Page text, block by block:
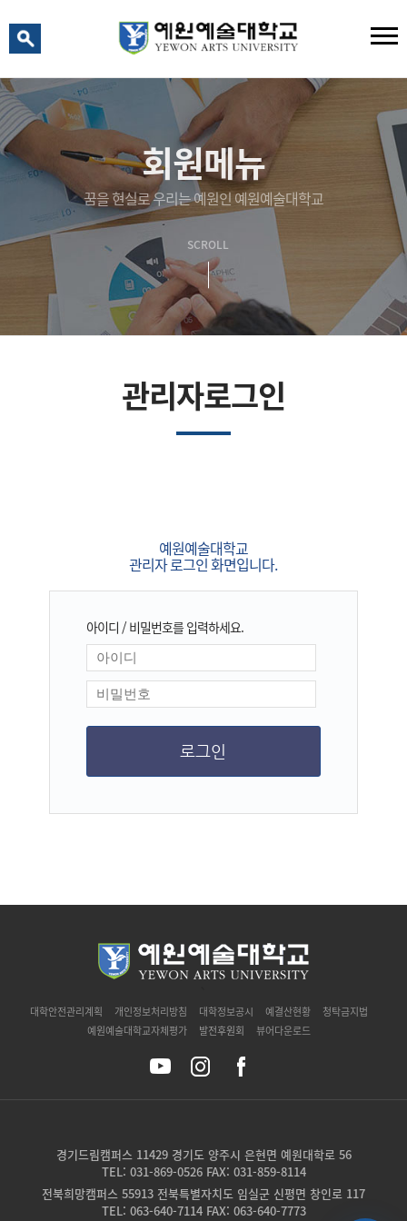
회원메뉴
꿈을 현실로 우리는 예원인 예원예술대학교
SCROLL
관리자로그인
예원예술대학교
관리자 로그인 화면입니다.
아이디 / 비밀번호를 입력하세요.
대학안전관리계획 개인정보처리방침 대학정보공시 예결산현황
청탁금지법
예원예술대학교자체평가
발전후원회 뷰어다운로드
경기드림캠퍼스 11429 경기도 양주시 은현면 예원대학로 56
TEL: 031-869-0526 FAX: 031-859-8114
전북희망캠퍼스 55913 전북특별자치도 임실군 신평면 창인로 117
TEL: 063-640-7114 FAX: 063-640-7773
예원예술대학교 AI 상담